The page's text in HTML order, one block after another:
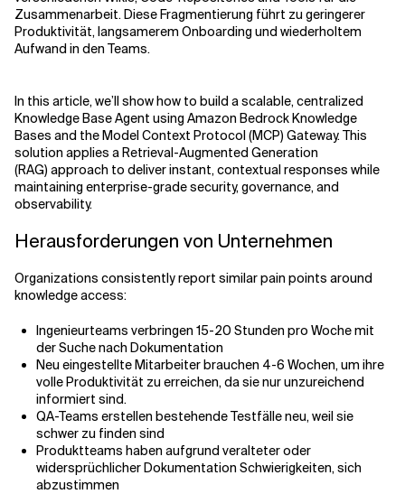
Verwandte Themen
Zusammenarbeit. Diese Fragmentierung führt zu geringerer
Produktivität, langsamerem Onboarding und wiederholtem
Aufwand in den Teams.
In this article, we’ll show how to build a scalable, centralized
Knowledge Base Agent using Amazon Bedrock Knowledge
Bases and the Model Context Protocol (MCP) Gateway. This
solution applies a Retrieval-Augmented Generation
(RAG) approach to deliver instant, contextual responses while
maintaining enterprise-grade security, governance, and
observability.
Herausforderungen von Unternehmen
Organizations consistently report similar pain points around
knowledge access:
Ingenieurteams verbringen 15-20 Stunden pro Woche mit
der Suche nach Dokumentation
Neu eingestellte Mitarbeiter brauchen 4-6 Wochen, um ihre
volle Produktivität zu erreichen, da sie nur unzureichend
informiert sind.
QA-Teams erstellen bestehende Testfälle neu, weil sie
schwer zu finden sind
Produktteams haben aufgrund veralteter oder
widersprüchlicher Dokumentation Schwierigkeiten, sich
abzustimmen